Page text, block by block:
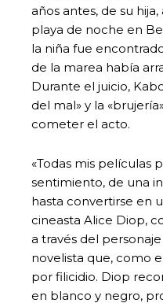
años antes, de su
playa de noche en
la niña fue
de la marea había
Durante el juicio,
del mal» y la
cometer el acto.
«Todas mis películas
sentimiento, de una
hasta convertirse en
cineasta Alice Diop,
a través del
novelista que, como
por filicidio. Diop
en blanco y negro,